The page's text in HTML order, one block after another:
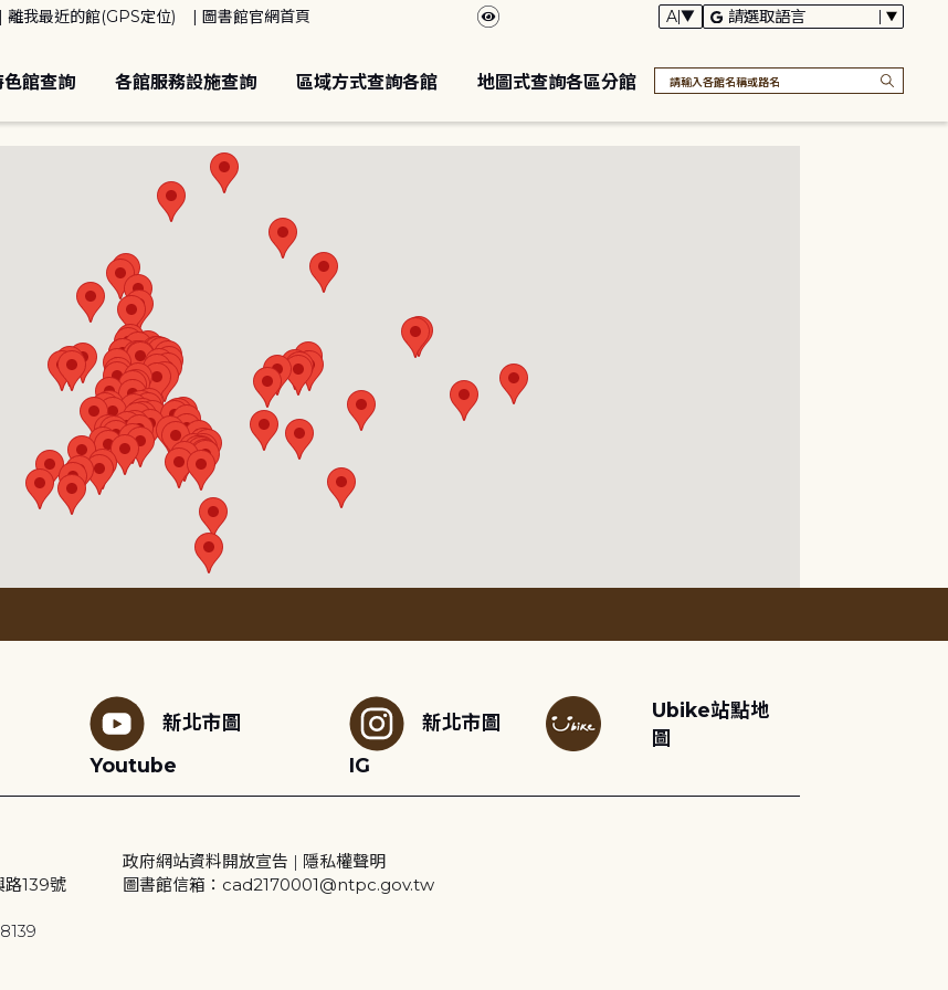
離我最近的館(GPS定位) 圖書館官網首頁
色館查詢 各館服務設施查詢 區域方式查詢各館 地圖式查詢各區分館
新北市圖
Youtube
新北市圖
IG
Ubike站點地
圖
路139號
政府網站資料開放宣告 | 隱私權聲明
圖書館信箱：cad2170001@ntpc.gov.tw